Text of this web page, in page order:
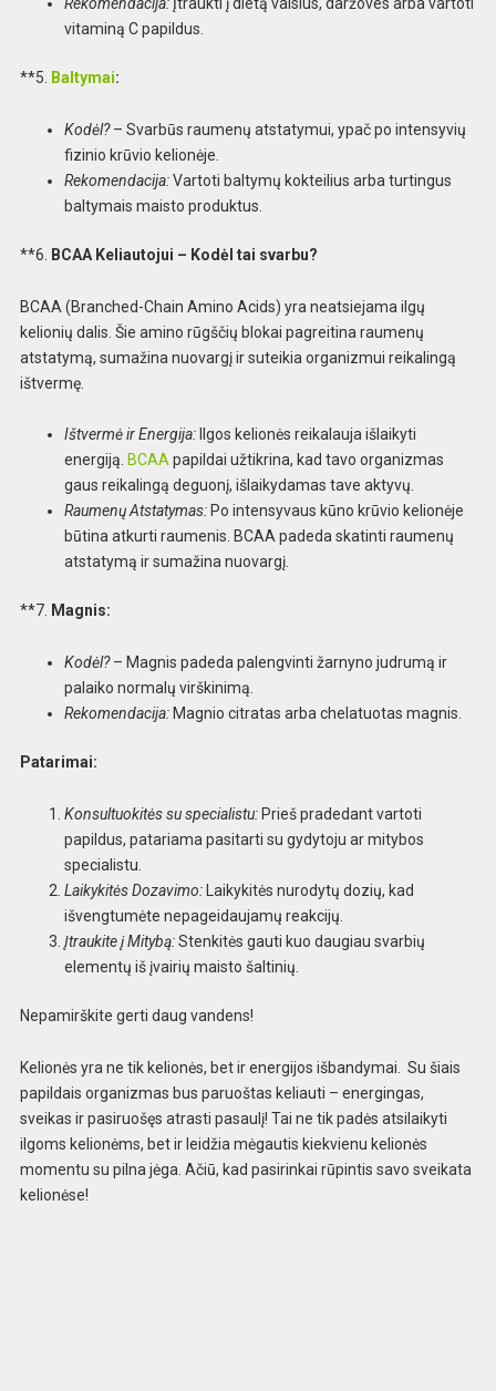
vitaminą C papildus.
**5. Baltymai:
Kodėl?– Svarbūs raumenų atstatymui, ypač po intensyvių
fizinio krūvio kelionėje.
Rekomendacija:Vartoti baltymų kokteilius arba turtingus
baltymais maisto produktus.
**6. BCAA Keliautojui – Kodėl tai svarbu?
BCAA (Branched-Chain Amino Acids) yra neatsiejama ilgų
kelionių dalis. Šie amino rūgščių blokai pagreitina raumenų
atstatymą, sumažina nuovargį ir suteikia organizmui reikalingą
ištvermę.
Ištvermė ir Energija:Ilgos kelionės reikalauja išlaikyti
energiją. BCAApapildai užtikrina, kad tavo organizmas
gaus reikalingą deguonį, išlaikydamas tave aktyvų.
Raumenų Atstatymas:Po intensyvaus kūno krūvio kelionėje
būtina atkurti raumenis. BCAA padeda skatinti raumenų
atstatymą ir sumažina nuovargį.
**7. Magnis:
Kodėl?– Magnis padeda palengvinti žarnyno judrumą ir
palaiko normalų virškinimą.
Rekomendacija:Magnio citratas arba chelatuotas magnis.
Patarimai:
Konsultuokitės su specialistu:Prieš pradedant vartoti
papildus, patariama pasitarti su gydytoju ar mitybos
specialistu.
Laikykitės Dozavimo:Laikykitės nurodytų dozių, kad
išvengtumėte nepageidaujamų reakcijų.
Įtraukite į Mitybą:Stenkitės gauti kuo daugiau svarbių
elementų iš įvairių maisto šaltinių.
Nepamirškite gerti daug vandens!
Kelionės yra ne tik kelionės, bet ir energijos išbandymai. Su šiais
papildais organizmas bus paruoštas keliauti – energingas,
sveikas ir pasiruošęs atrasti pasaulį! Tai ne tik padės atsilaikyti
ilgoms kelionėms, bet ir leidžia mėgautis kiekvienu kelionės
momentu su pilna jėga. Ačiū, kad pasirinkai rūpintis savo sveikata
kelionėse!